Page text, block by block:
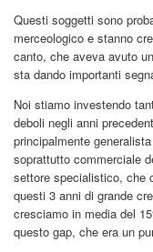
Questi soggetti sono
merceologico e stanno
canto, che aveva avuto
sta dando importanti
Noi stiamo investendo
deboli negli anni
principalmente
soprattutto commerciale
settore specialistico, che
questi 3 anni di grande
cresciamo in media del
questo gap, che era un